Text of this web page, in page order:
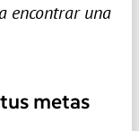
encontrar una
metas